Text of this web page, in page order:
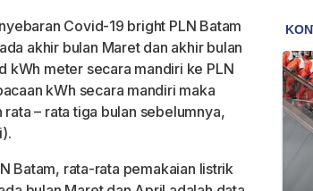
Covid-19 bright PLN Batam
akhir bulan Maret dan akhir bulan
kWh meter secara mandiri ke PLN
kWh secara mandiri maka
– rata tiga bulan sebelumnya,
Batam, rata-rata pemakaian listrik